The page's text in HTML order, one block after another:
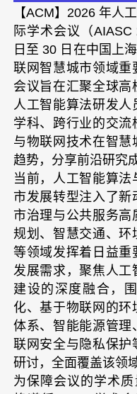
【ACM】2026 年人
际学术会议（
日至 30 日在中国上
联网智慧城市领域重
会议旨在汇聚全球高
人工智能算法研发
学科、跨行业的交
与物联网技术在智
趋势，分享前沿研究
当前，人工智能算
市发展转型注入了
市治理与公共服务
规划、智慧交通、环
等领域发挥着日益重
发展需求，聚焦人
建设的深度融合，
化、基于物联网的
体系、智能能源管理
联网安全与隐私保护
研讨，全面覆盖该领
为保障会议的学术